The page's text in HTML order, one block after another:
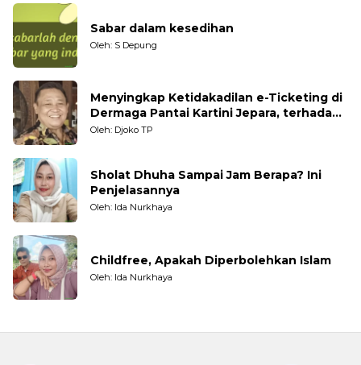
Sabar dalam kesedihan
Oleh: S Depung
Menyingkap Ketidakadilan e-Ticketing di
Dermaga Pantai Kartini Jepara, terhadap
Nelayan Tradisional
Oleh: Djoko TP
Sholat Dhuha Sampai Jam Berapa? Ini
Penjelasannya
Oleh: Ida Nurkhaya
Childfree, Apakah Diperbolehkan Islam
Oleh: Ida Nurkhaya